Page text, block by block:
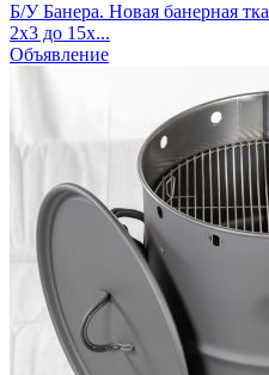
Б/У Банера. Новая банерная
2х3 до 15х...
Объявление